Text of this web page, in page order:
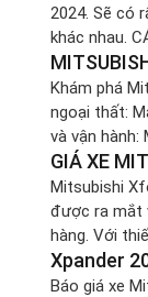
2024. Sẽ có
khác nhau.
Xforce 2024
Khám phá
ngoại thất:
và vận hành:
thống an
GIÁ XE
Mitsubishi
được ra mắt
hàng. Với
nhiều trải
Xpander
Báo giá xe